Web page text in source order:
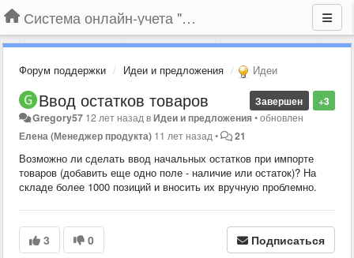
Система онлайн-учета "Большая Птица"
Форум поддержки Идеи и предложения Идеи
+3
Завершен
Ввод остатков товаров
Gregory57 12 лет назад вИдеи и предложения•обновлен
Елена (Менеджер продукта) 11 лет назад • 21
Возможно ли сделать ввод начальных остатков при импорте
товаров (добавить еще одно поле - наличие или остаток)? На
складе более 1000 позиций и вносить их вручную проблемно.
3 0 Подписаться